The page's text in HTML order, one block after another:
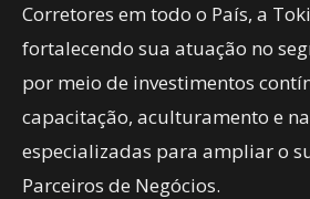
Corretores em todo o País, a
fortalecendo sua atuação no
por meio de investimentos
capacitação, aculturamento e
especializadas para ampliar o
Parceiros de Negócios.